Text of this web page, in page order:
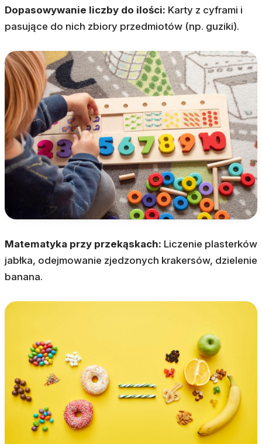
Dopasowywanie liczby do ilości: Karty z cyframi i
pasujące do nich zbiory przedmiotów (np. guziki).
Matematyka przy przekąskach: Liczenie plasterków
jabłka, odejmowanie zjedzonych krakersów, dzielenie
banana.